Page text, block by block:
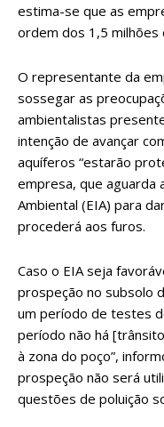
estima-se que as
ordem dos 1,5 milhões
O representante da
sossegar as
ambientalistas
intenção de avançar
aquíferos “estarão
empresa, que aguarda
Ambiental (EIA) para
procederá aos furos.
Caso o EIA seja
prospeção no subsolo
um período de testes
período não há
à zona do poço”,
prospeção não será
questões de poluição